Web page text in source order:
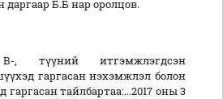
Б.Б нар оролцов.
, түүний итгэмжлэгдсэн
гаргасан нэхэмжлэл болон
гаргасан тайлбартаа:...2017 оны 3